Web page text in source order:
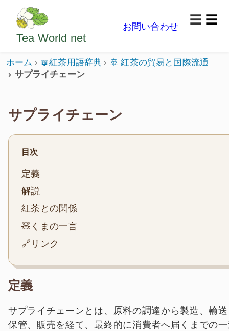
ようこそいらっしゃいました。どうぞごゆっくり楽
Tea World net
お問い合わせ
☰
ホーム 📖紅茶用語辞典
🚢 紅茶の貿易と国際流通
サプライチェーン
サプライチェーン
目次
定義
解説
紅茶との関係
🧸くまの一言
🔗リンク
定義
サプライチェーンとは、原料の調達から製造、輸
保管、販売を経て、最終的に消費者へ届くまでの